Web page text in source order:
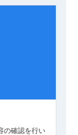
の確認を行い